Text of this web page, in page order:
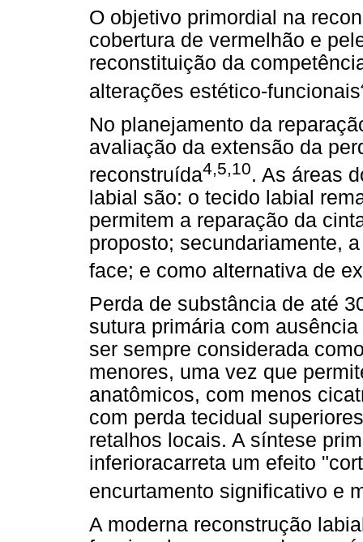
O objetivo primordial na
cobertura de vermelhão e
reconstituição da
alterações estético-funcionais
No planejamento da
avaliação da extensão da
reconstruída4,5,10. As áreas
labial são: o tecido labial
permitem a reparação da
proposto; secundariamente,
face; e como alternativa de
Perda de substância de até
sutura primária com
ser sempre considerada
menores, uma vez que
anatômicos, com menos
com perda tecidual
retalhos locais. A síntese
inferioracarreta um efeito
encurtamento significativo e
A moderna reconstrução